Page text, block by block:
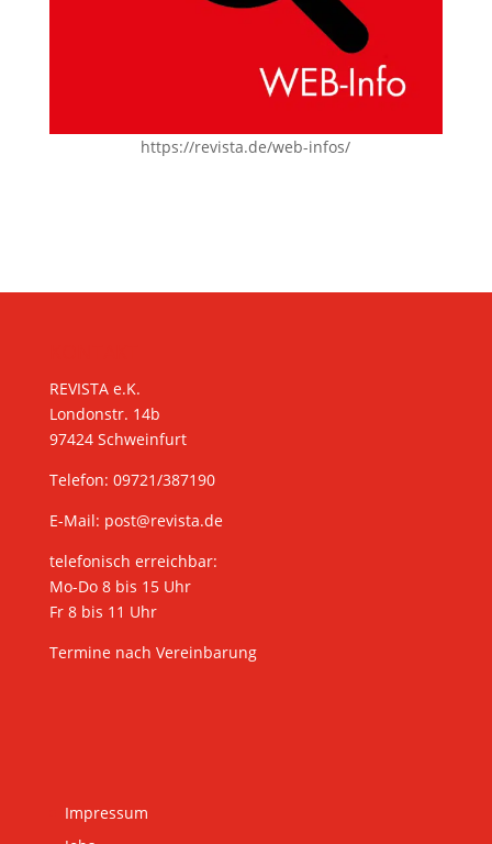
https://revista.de/web-infos/
REVISTA e.K.
Londonstr. 14b
97424 Schweinfurt
Telefon: 09721/387190
E-Mail: post@revista.de
telefonisch erreichbar:
Mo-Do 8 bis 15 Uhr
Fr 8 bis 11 Uhr
Termine nach Vereinbarung
Impressum